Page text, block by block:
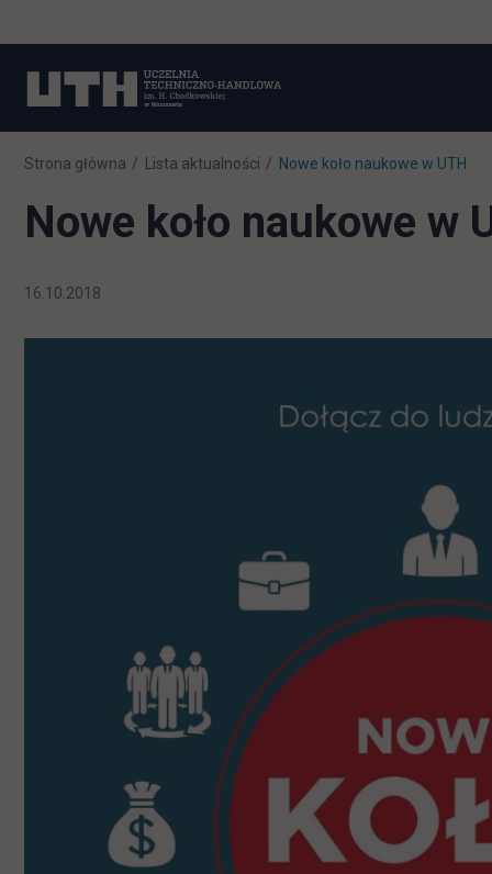
Strona główna Lista aktualności Nowe koło naukowe w UTH
Nowe koło naukowe w
16.10.2018